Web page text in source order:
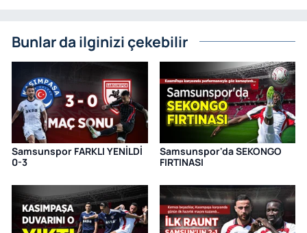
Bunlar da ilginizi çekebilir
Samsunspor FARKLI YENİLDİ
0-3
Samsunspor'da SEKONGO
FIRTINASI